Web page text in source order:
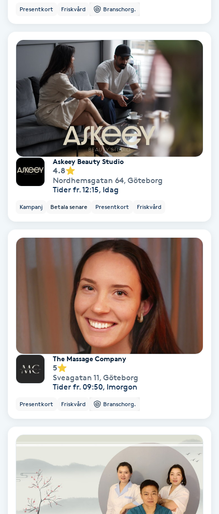
Face framing
Faceliftmassage
Fet hårbotten
Fettreducering
Fibromassage
Fillers
Fransfärgning
Fransk manikyr
Fransrengöring
Presentkort Friskvård Branschorg.
Askeey Beauty Studio
4.8
Nordhemsgatan 64, Göteborg
Tider fr. 12:15, Idag
Kampanj Betala senare Presentkort Friskvård
The Massage Company
5
Sveagatan 11, Göteborg
Tider fr. 09:50, Imorgon
Presentkort Friskvård Branschorg.